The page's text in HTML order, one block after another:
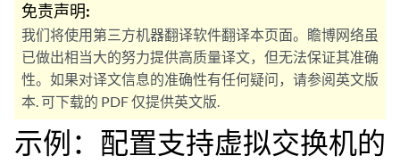
免责声明:
我们将使用第三方机器翻译软件翻译本页面。瞻博网络虽
已做出相当大的努力提供高质量译文，但无法保证其准确
性。如果对译文信息的准确性有任何疑问，请参阅英文版
本. 可下载的 PDF 仅提供英文版.
示例：配置支持虚拟交换机的